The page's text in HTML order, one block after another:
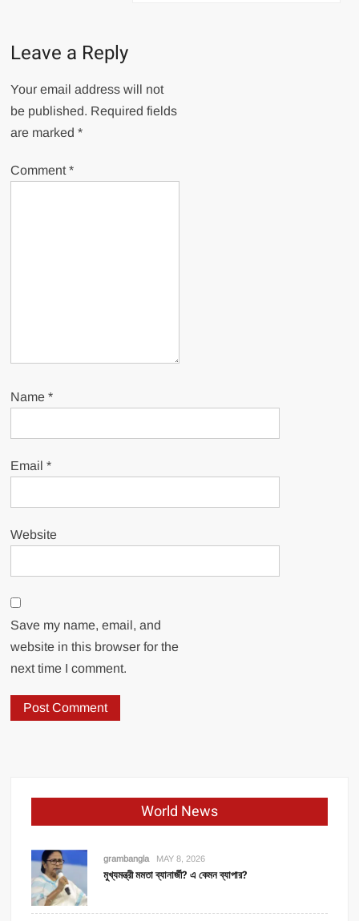
Leave a Reply
Your email address will not
be published. Required fields
are marked*
Comment*
Name*
Email*
Website
Save my name, email, and
website in this browser for the
next time I comment.
World News
grambangla MAY 8, 2026
মুখ্যমন্ত্রী মমতা ব্যানার্জী? এ কেমন ব্যাপার?